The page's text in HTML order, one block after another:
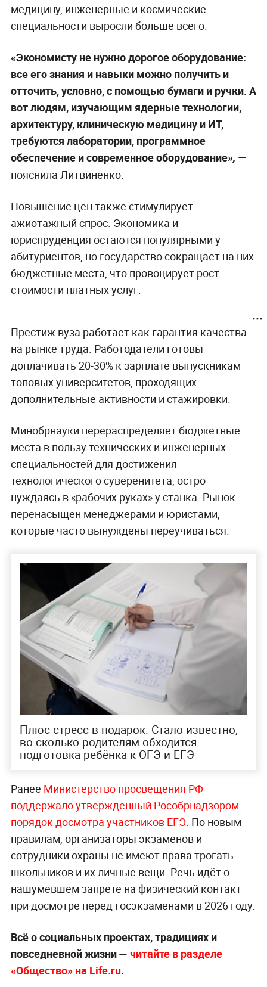
медицину, инженерные и космические
специальности выросли больше всего.
«Экономисту не нужно дорогое оборудование:
все его знания и навыки можно получить и
отточить, условно, с помощью бумаги и ручки. А
вот людям, изучающим ядерные технологии,
архитектуру, клиническую медицину и ИT,
требуются лаборатории, программное
обеспечение и современное оборудование», —
пояснила Литвиненко.
Повышение цен также стимулирует
ажиотажный спрос. Экономика и
юриспруденция остаются популярными у
абитуриентов, но государство сокращает на них
бюджетные места, что провоцирует рост
стоимости платных услуг.
Престиж вуза работает как гарантия качества
на рынке труда. Работодатели готовы
доплачивать 20-30% к зарплате выпускникам
топовых университетов, проходящих
дополнительные активности и стажировки.
Минобрнауки перераспределяет бюджетные
места в пользу технических и инженерных
специальностей для достижения
технологического суверенитета, остро
нуждаясь в «рабочих руках» у станка. Рынок
перенасыщен менеджерами и юристами,
которые часто вынуждены переучиваться.
Плюс стресс в подарок: Стало известно,
во сколько родителям обходится
подготовка ребёнка к ОГЭ и ЕГЭ
Ранее Министерство просвещения РФ
поддержало утверждённый Рособрнадзором
порядок досмотра участников ЕГЭ. По новым
правилам, организаторы экзаменов и
сотрудники охраны не имеют права трогать
школьников и их личные вещи. Речь идёт о
нашумевшем запрете на физический контакт
при досмотре перед госэкзаменами в 2026 году.
Всё о социальных проектах, традициях и
повседневной жизни — читайте в разделе
«Общество» на Life.ru.